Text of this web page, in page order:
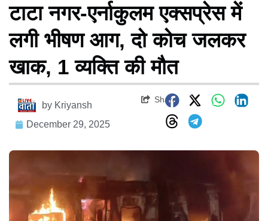
टाटा नगर-एर्नाकुलम एक्सप्रेस में
लगी भीषण आग, दो कोच जलकर
खाक, 1 व्यक्ति की मौत
by Kriyansh
December 29, 2025
Share